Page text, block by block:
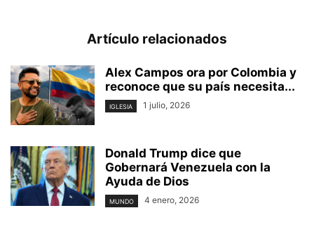
Artículo relacionados
Alex Campos ora por Colombia y
reconoce que su país necesita...
IGLESIA 1 julio, 2026
Donald Trump dice que
Gobernará Venezuela con la
Ayuda de Dios
MUNDO 4 enero, 2026